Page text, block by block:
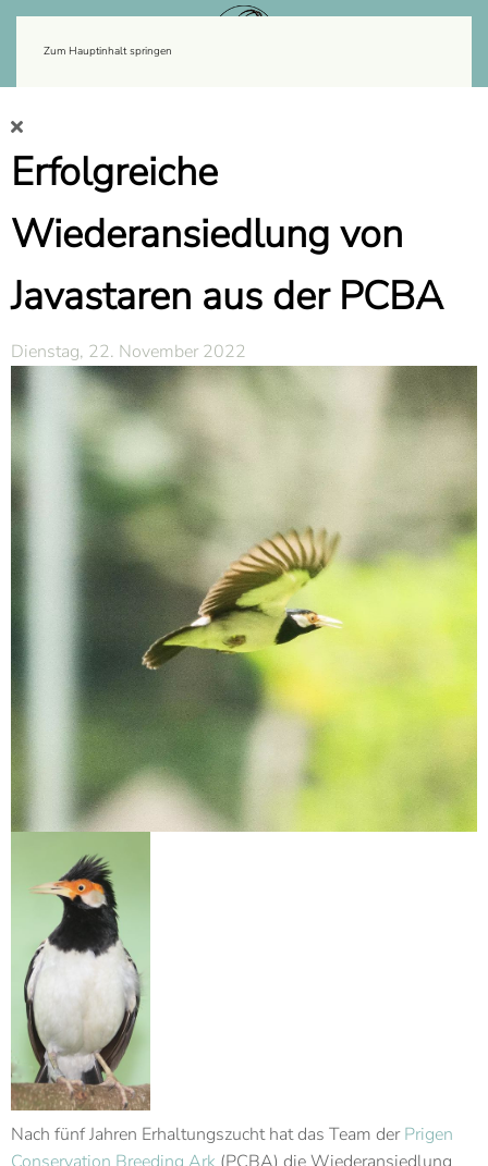
Zum Hauptinhalt springen
Erfolgreiche
Wiederansiedlung von
Javastaren aus der PCBA
Dienstag, 22. November 2022
Nach fünf Jahren Erhaltungszucht hat das Team derPrigen